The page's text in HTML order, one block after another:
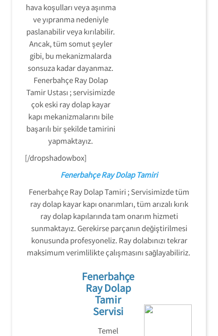
hava koşulları veya aşınma
ve yıpranma nedeniyle
paslanabilir veya kırılabilir.
Ancak, tüm somut şeyler
gibi, bu mekanizmalarda
sonsuza kadar dayanmaz.
Fenerbahçe Ray Dolap
Tamir Ustası ; servisimizde
çok eski ray dolap kayar
kapı mekanizmalarını bile
başarılı bir şekilde tamirini
yapmaktayız.
[/dropshadowbox]
Fenerbahçe Ray Dolap Tamiri
Fenerbahçe Ray Dolap Tamiri ; Servisimizde tüm
ray dolap kayar kapı onarımları, tüm arızalı kırık
ray dolap kapılarında tam onarım hizmeti
sunmaktayız. Gerekirse parçanın değiştirilmesi
konusunda profesyoneliz. Ray dolabınızı tekrar
maksimum verimlilikte çalışmasını sağlayabiliriz.
Fenerbahçe
Ray Dolap
Tamir
Servisi
Temel